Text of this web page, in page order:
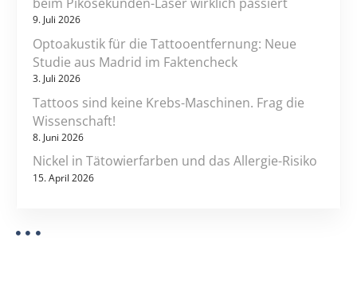
9. Juli 2026
Optoakustik für die Tattooentfernung: Neue
Studie aus Madrid im Faktencheck
3. Juli 2026
Tattoos sind keine Krebs-Maschinen. Frag die
Wissenschaft!
8. Juni 2026
Nickel in Tätowierfarben und das Allergie-Risiko
15. April 2026